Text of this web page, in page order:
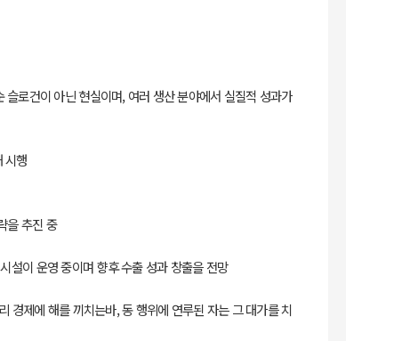
로건이 아닌 현실이며, 여러 생산 분야에서 실질적 성과가
시행
을 추진 중
설이 운영 중이며 향후 수출 성과 창출을 전망
경제에 해를 끼치는바, 동 행위에 연루된 자는 그 대가를 치